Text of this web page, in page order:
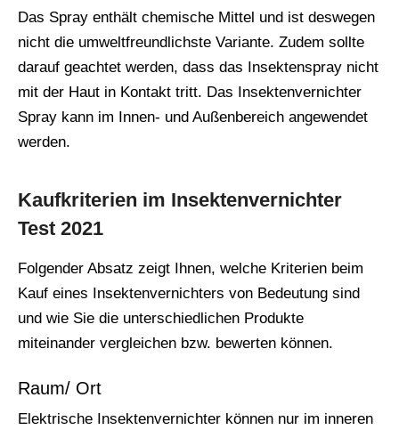
Das Spray enthält chemische Mittel und ist deswegen
nicht die umweltfreundlichste Variante. Zudem sollte
darauf geachtet werden, dass das Insektenspray nicht
mit der Haut in Kontakt tritt. Das Insektenvernichter
Spray kann im Innen- und Außenbereich angewendet
werden.
Kaufkriterien im Insektenvernichter
Test 2021
Folgender Absatz zeigt Ihnen, welche Kriterien beim
Kauf eines Insektenvernichters von Bedeutung sind
und wie Sie die unterschiedlichen Produkte
miteinander vergleichen bzw. bewerten können.
Raum/ Ort
Elektrische Insektenvernichter können nur im inneren